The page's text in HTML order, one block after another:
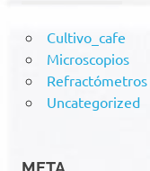
Cultivo_cafe
Microscopios
Uncategorized